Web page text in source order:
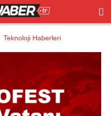
Teknoloji Haberleri